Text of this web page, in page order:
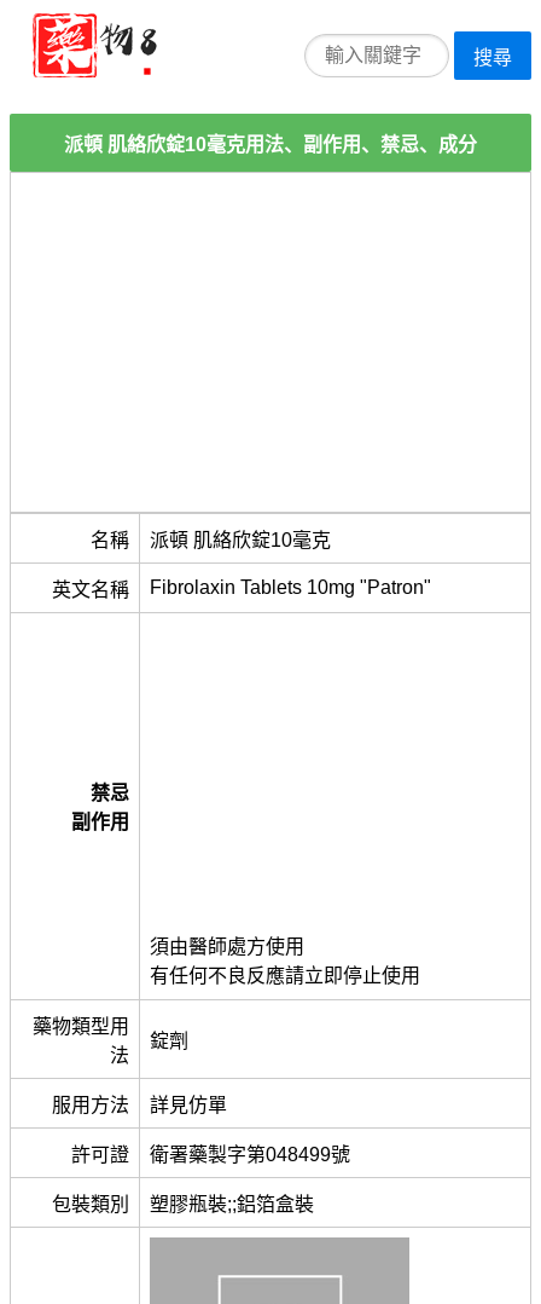
搜尋
派頓 肌絡欣錠10毫克用法、副作用、禁忌、成分
名稱 派頓 肌絡欣錠10毫克
英文名稱 Fibrolaxin Tablets 10mg "Patron"
禁忌
副作用
須由醫師處方使用
有任何不良反應請立即停止使用
藥物類型用
法
錠劑
服用方法 詳見仿單
許可證 衛署藥製字第048499號
包裝類別 塑膠瓶裝;;鋁箔盒裝